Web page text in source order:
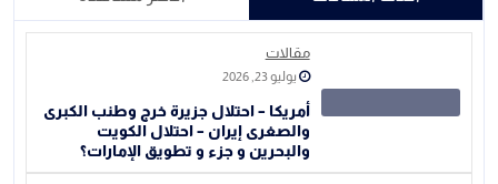
مقالات
يوليو 23, 2026
أمريكا – احتلال جزيرة خرج وطنب الكبرى
والصغرى إيران – احتلال الكويت
والبحرين و جزء و تطويق الإمارات؟